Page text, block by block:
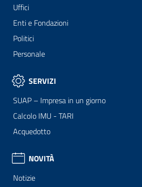
Uffici
Enti e Fondazioni
Politici
Personale
SERVIZI
SUAP – Impresa in un giorno
Calcolo IMU - TARI
Acquedotto
NOVITÀ
Notizie